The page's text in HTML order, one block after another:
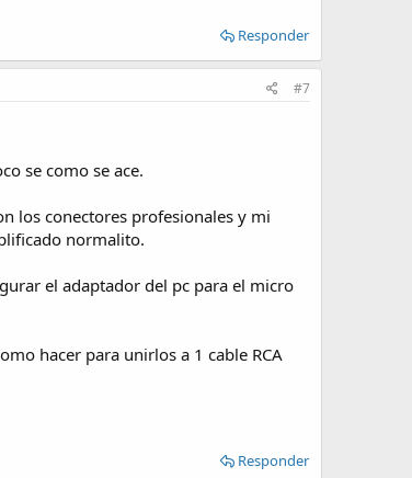
Responder
#7
se como se ace.
los conectores profesionales y mi
normalito.
el adaptador del pc para el micro
hacer para unirlos a 1 cable RCA
Responder